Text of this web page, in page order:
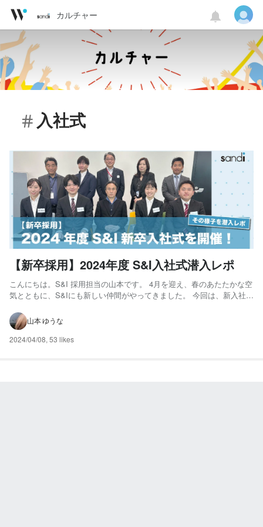
カルチャー
入社式
【新卒採用】2024年度 S&I入社式潜入レポ
こんにちは。S&I 採用担当の山本です。 4月を迎え、春のあたたかな空
気とともに、S&Iにも新しい仲間がやってきました。 今回は、新入社員
さん。上段左から、中川 偉尊さん、酒井 泰斗さん、下段左から、兼綱
陽里さん、出合 亜理朱さん） S&I入社...
山本 ゆうな
2024/04/08, 53 likes